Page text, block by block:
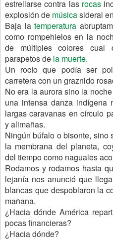
estrellarse contra las rocas
explosión de músicasideral
Baja latemperatura
como rompehielos en la
de múltiples colores cual
parapetos de la muerte.
Un rocío que podía ser
carretera con un graznido
No era la aurora sino la
una intensa danza indígena
largas caravanas en círculo
y alimañas.
Ningún búfalo o bisonte, sino
la membrana del planeta,
del tiempo como naguales
Rodamos y rodamos hasta
lejanía nos anunció que
blancas que despoblaron la
mañana.
¿Hacia dónde América
pocas financieras?
¿Hacia dónde?